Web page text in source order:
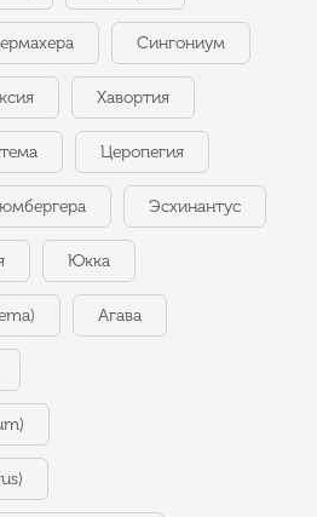
Сингониум
Хавортия
Церопегия
Эсхинантус
Юкка
Агава